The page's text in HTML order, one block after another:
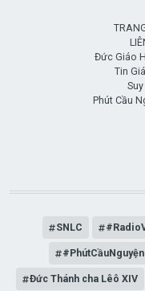
Đức Giáo
Tin
Phút Cầu
SNLC
#PhútCầuNguyện
Đức Thánh cha Lêô XIV